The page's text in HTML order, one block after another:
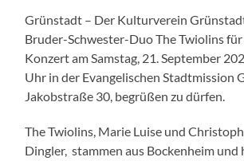
Grünstadt – Der Kulturverein
Bruder-Schwester-Duo The Twiolins
Konzert am Samstag, 21. September
Uhr in der Evangelischen Stadtmission
Jakobstraße 30, begrüßen zu dürfen.
The Twiolins, Marie Luise und Christoph
Dingler, stammen aus Bockenheim und